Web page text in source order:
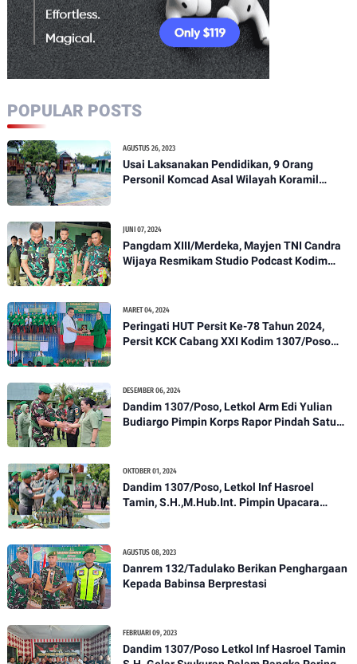
POPULAR POSTS
AGUSTUS 26, 2023
Usai Laksanakan Pendidikan, 9 Orang
Personil Komcad Asal Wilayah Koramil
JUNI 07, 2024
Pangdam XIII/Merdeka, Mayjen TNI Candra
Wijaya Resmikam Studio Podcast Kodim
MARET 04, 2024
Peringati HUT Persit Ke-78 Tahun 2024,
Persit KCK Cabang XXI Kodim 1307/Poso
DESEMBER 06, 2024
Dandim 1307/Poso, Letkol Arm Edi Yulian
Budiargo Pimpin Korps Rapor Pindah Satuan
OKTOBER 01, 2024
Dandim 1307/Poso, Letkol Inf Hasroel
Tamin, S.H.,M.Hub.Int. Pimpin Upacara
AGUSTUS 08, 2023
Danrem 132/Tadulako Berikan Penghargaan
Kepada Babinsa Berprestasi
FEBRUARI 09, 2023
Dandim 1307/Poso Letkol Inf Hasroel Tamin